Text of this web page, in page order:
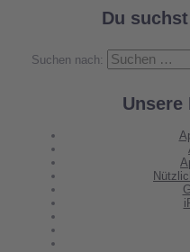
Du
Suchen nach:
Unsere